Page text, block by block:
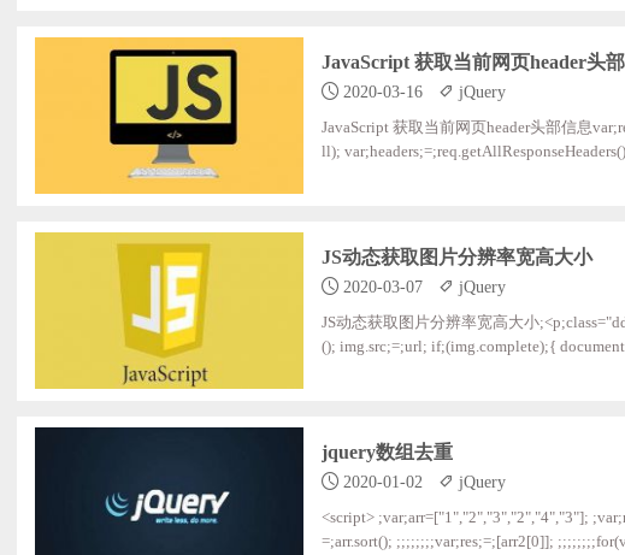
JavaScript 获取当前网页header头
2020-03-16 jQuery
JavaScript 获取当前网页header头部信息
ll);
JS动态获取图片分辨率宽高大小
2020-03-07 jQuery
JS动态获取图片分辨率宽高大小
(); img.src;=;url; if;(img.complete);{ document.write(img.width;+;'x';+;img.height); $('.ddkkkkk_'+obj).text(img.width;+;'x';+;img.h
jquery数组去重
2020-01-02 jQuery
<script> ;var;arr=["1","2","3","2","4","3"]; ;var;res=unique(arr);
=;arr.sort(); ;;;;;;;;var;res;=;[arr2[0]]; ;;;;;;;;for(var;i=1;i<arr2.length;i++){ ;;;;;;;;;;;;if(arr2[i];!==;res[res.length-1]){ ;;;;;;;;;;;;;;;;res.pu